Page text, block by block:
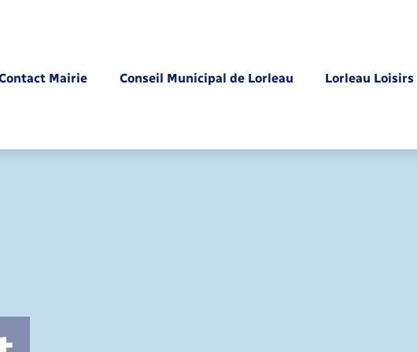
Mairie Conseil Municipal de Lorleau Lorleau Loisirs